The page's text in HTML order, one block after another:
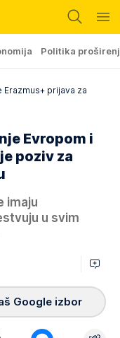
Politika
prijava za
Evropom i
poziv za
imaju
u svim
Google izbor